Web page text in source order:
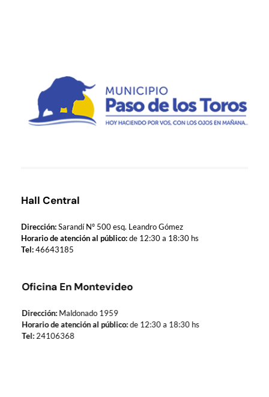
Hall Central
Dirección:Sarandí Nº 500 esq. Leandro Gómez
Horario de atención al público:de 12:30 a 18:30 hs
Tel:46643185
Oficina En Montevideo
Dirección:Maldonado 1959
Horario de atención al público:de 12:30 a 18:30 hs
Tel:24106368